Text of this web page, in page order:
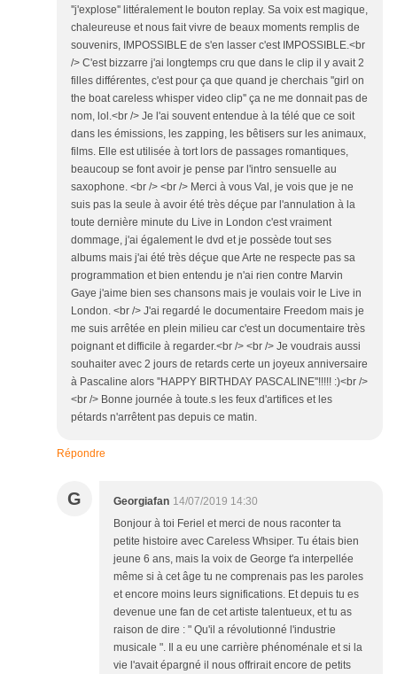
''j'explose'' littéralement le bouton replay. Sa voix est magique,
chaleureuse et nous fait vivre de beaux moments remplis de
souvenirs, IMPOSSIBLE de s'en lasser c'est IMPOSSIBLE.<br
/> C'est bizzarre j'ai longtemps cru que dans le clip il y avait 2
filles différentes, c'est pour ça que quand je cherchais ''girl on
the boat careless whisper video clip'' ça ne me donnait pas de
nom, lol.<br /> Je l'ai souvent entendue à la télé que ce soit
dans les émissions, les zapping, les bêtisers sur les animaux,
films. Elle est utilisée à tort lors de passages romantiques,
beaucoup se font avoir je pense par l'intro sensuelle au
saxophone. <br /> <br /> Merci à vous Val, je vois que je ne
suis pas la seule à avoir été très déçue par l'annulation à la
toute dernière minute du Live in London c'est vraiment
dommage, j'ai également le dvd et je possède tout ses
albums mais j'ai été très déçue que Arte ne respecte pas sa
programmation et bien entendu je n'ai rien contre Marvin
Gaye j'aime bien ses chansons mais je voulais voir le Live in
London. <br /> J'ai regardé le documentaire Freedom mais je
me suis arrêtée en plein milieu car c'est un documentaire très
poignant et difficile à regarder.<br /> <br /> Je voudrais aussi
souhaiter avec 2 jours de retards certe un joyeux anniversaire
à Pascaline alors ''HAPPY BIRTHDAY PASCALINE''!!!!! :)<br />
<br /> Bonne journée à toute.s les feux d'artifices et les
pétards n'arrêtent pas depuis ce matin.
Répondre
G Georgiafan 14/07/2019 14:30
Bonjour à toi Feriel et merci de nous raconter ta
petite histoire avec Careless Whsiper. Tu étais bien
jeune 6 ans, mais la voix de George t'a interpellée
même si à cet âge tu ne comprenais pas les paroles
et encore moins leurs significations. Et depuis tu es
devenue une fan de cet artiste talentueux, et tu as
raison de dire : " Qu'il a révolutionné l'industrie
musicale ". Il a eu une carrière phénoménale et si la
vie l'avait épargné il nous offrirait encore de petits